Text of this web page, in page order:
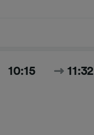
10:15 11:32